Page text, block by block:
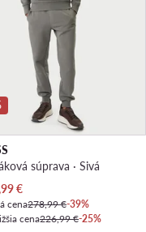
súprava · Sivá
cena
€
cena278,99 €-39%
cena226,99 €-25%